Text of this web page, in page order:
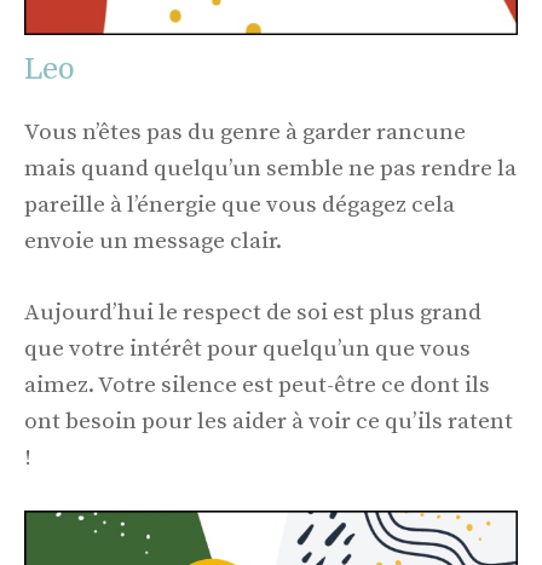
Leo
Vous n’êtes pas du genre à garder rancune
mais quand quelqu’un semble ne pas rendre la
pareille à l’énergie que vous dégagez cela
envoie un message clair.
Aujourd’hui le respect de soi est plus grand
que votre intérêt pour quelqu’un que vous
aimez. Votre silence est peut-être ce dont ils
ont besoin pour les aider à voir ce qu’ils ratent
!